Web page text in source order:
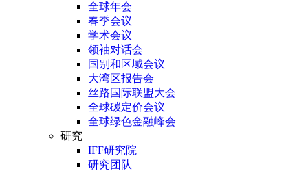
全球年会
春季会议
学术会议
领袖对话会
国别和区域会议
大湾区报告会
丝路国际联盟大会
全球碳定价会议
全球绿色金融峰会
研究
IFF研究院
研究团队